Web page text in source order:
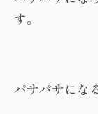
す。
パサパサにな